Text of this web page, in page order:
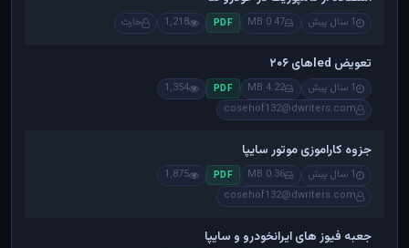
1 سال پیش 0.47 MB
PDF
1,218 حارث
تعویض ledهای ۲۰۶
1 سال پیش 4.22 MB
PDF
1,354
cosehof132@dwriters.com
جزوه کاراموزی موتور سایپا
1 سال پیش 0.36 MB
PDF
1,875
cosehof132@dwriters.com
جعبه فیوز های ایرانخودرو و سایپا